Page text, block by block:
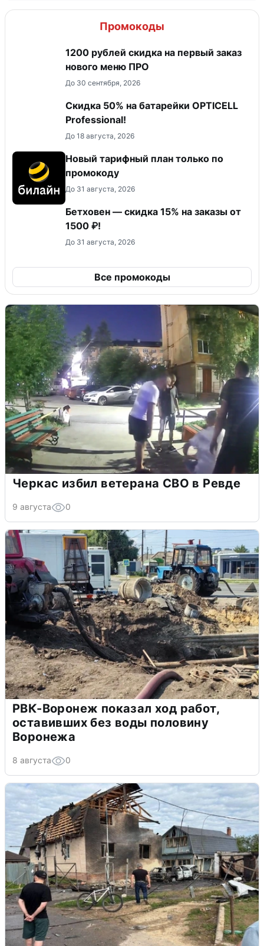
Промокоды
​1200 рублей скидка на первый заказ
нового меню ПРО
До 30 сентября, 2026
Скидка 50% на батарейки OPTICELL
Professional!
До 18 августа, 2026
Новый тарифный план только по
промокоду
До 31 августа, 2026
Бетховен — скидка 15% на заказы от
1500 ₽!
До 31 августа, 2026
Все промокоды
Черкас избил ветерана СВО в Ревде
9 августа 0
РВК-Воронеж показал ход работ,
оставивших без воды половину
Воронежа
8 августа 0